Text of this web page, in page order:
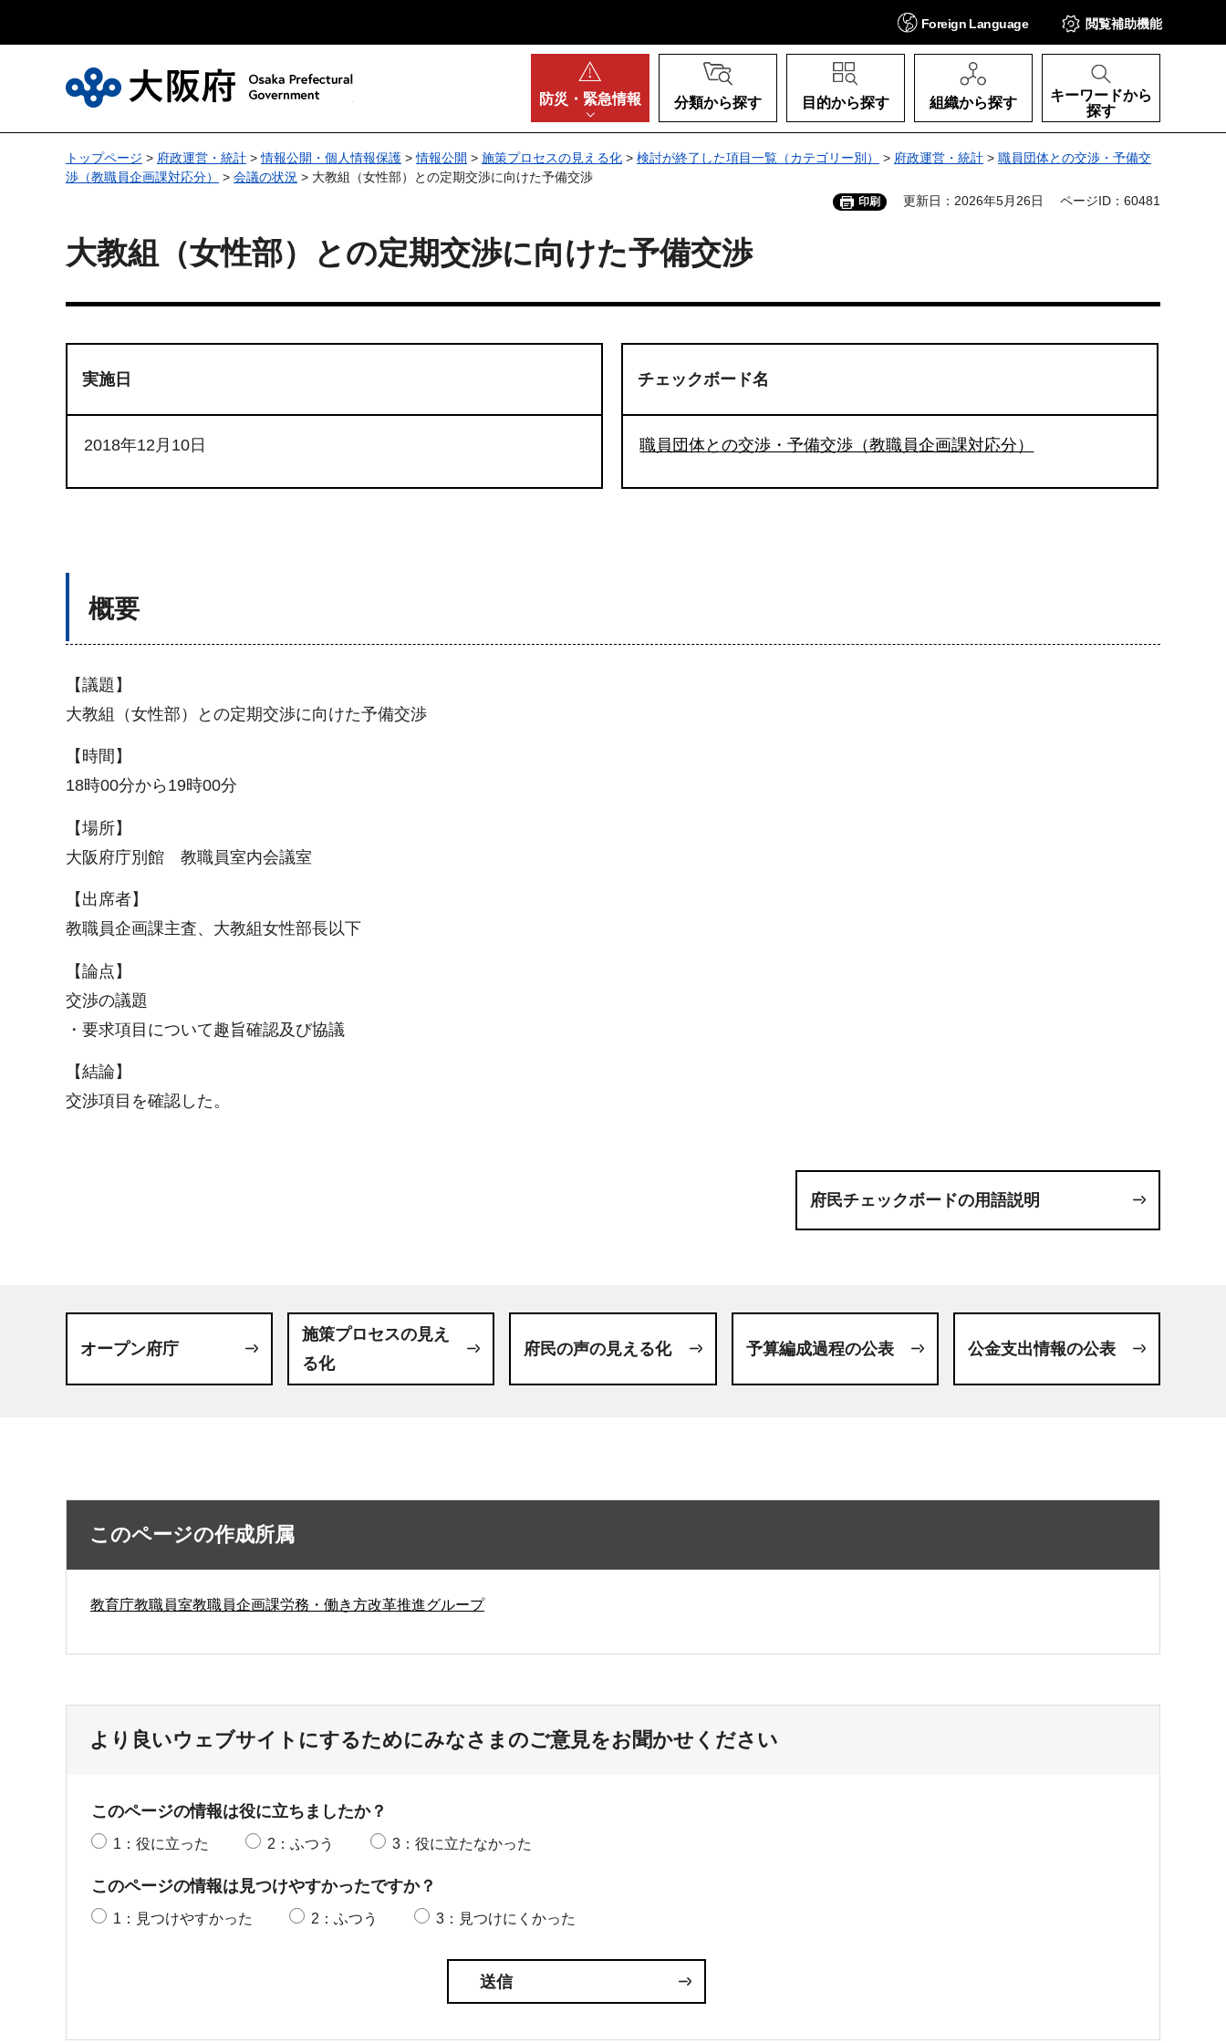
Foreign Language 閲覧補助機能
防災・ 緊急情報 分類から探す 目的から探す 組織から探す
キーワードから
探す
トップページ > 府政運営・統計 >情報公開・個人情報保護 >情報公開 > 施策プロセスの見える化 > 検討が終了した項目一覧（カテゴリー別） > 府政運営・統計 > 職員団体との交渉・予備交
渉（教職員企画課対応分）
> 会議の状況 > 大教組（女性部）との定期交渉に向けた予備交渉
印刷 更新日：2026年5月26日 ページID：60481
大教組（女性部）との定期交渉に向けた予備交渉
実施日
2018年12月10日
チェックボード名
職員団体との交渉・予備交渉（教職員企画課対応分）
概要
【議題】
大教組（女性部）との定期交渉に向けた予備交渉
【時間】
18時00分から19時00分
【場所】
大阪府庁別館 教職員室内会議室
【出席者】
教職員企画課主査、大教組女性部長以下
【論点】
交渉の議題
・要求項目について趣旨確認及び協議
【結論】
交渉項目を確認した。
府民チェックボードの用語説明
オープン府庁
施策プロセスの見え
る化
府民の声の見える化 予算編成過程の公表 公金支出情報の公表
このページの作成所属
教育庁教職員室教職員企画課労務・働き方改革推進グループ
より良いウェブサイトにするためにみなさまのご意見をお聞かせください
このページの情報は役に立ちましたか？
1：役に立った 2：ふつう 3：役に立たなかった
このページの情報は見つけやすかったですか？
1：見つけやすかった 2：ふつう 3：見つけにくかった